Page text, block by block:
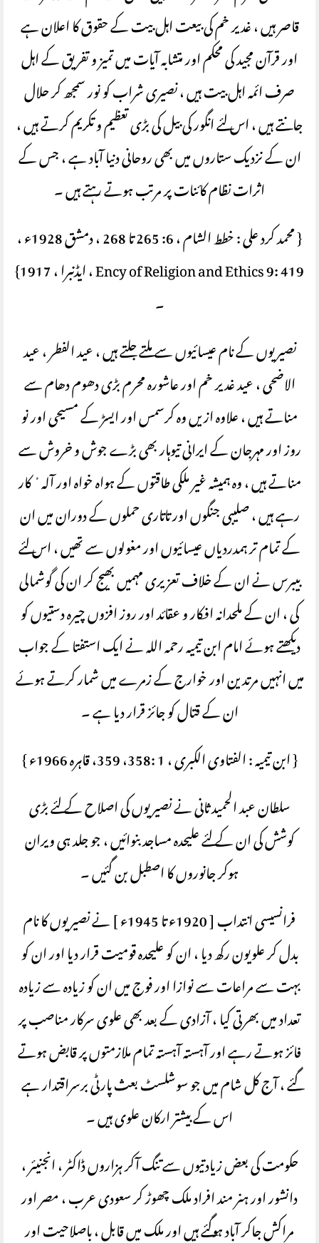
قاصر ہیں ، غدیر خم کی بیعت اہل بیت کے حقوق کا اعلان ہے
اور قرآن مجید کی محکم اور متشابہ آیات میں تمیز و تفریق کے اہل
صرف ائمہ اہل بیت ہیں ، نصیری شراب کو نور سمجھ کر حلال
جانتے ہیں ، اس لئے انگور کی بیل کی بڑی تعظیم و تکریم کرتے ہیں ،
ان کے نزدیک ستاروں میں بھی روحانی دنیا آباد ہے ، جس کے
اثرات نظام کائنات پر مرتب ہوتے رہتے ہیں ۔
{ محمد کرد علی : خطط الشام ، 6: 265 تا 268 ، دمشق 1928ء ،
Ency of Religion and Ethics 9: 419 ، ایڈنبرا ، 1917}
۔
نصیریوں کے نام عیسائیوں سے ملتے جلتے ہیں ، عید الفطر ، عید
الاضحی ، عید غدیر خم اور عاشورہ محرم بڑی دھوم دھام سے
مناتے ہیں ، علاوہ ازیں وہ کرسمس اور ایسڑ کے مسیحی اور نو
روز اور مہرجان کے ایرانی تیوہار بھی بڑے جوش و خروش سے
مناتے ہیں ، وہ ہمیشہ غیر ملکی طاقتوں کے ہواہ خواہ اور آلہٴ کار
رہے ہیں ، صلیبی جنگوں اور تاتاری حملوں کے دوران میں ان
کے تمام تر ہمدردیاں عیسائیوں اور مغولوں سے تھیں ، اس لئے
بیبرس نے ان کے خلاف تعزیری مہمیں بھیج کر ان کی گوشمالی
کی ، ان کے ملحدانہ افکار و عقائد اور روز افزوں چیرہ دستیوں کو
دیکھتے ہوئے امام ابن تیمیہ رحمہ اللہ نے ایک استفتا کے جواب
میں انہیں مرتدین اور خوارج کے زمرے میں شمار کرتے ہوئے
ان کے قتال کو جائز قرار دیا ہے ۔
{ ابن تیمیہ : الفتاوی الکبری ، 1 :358، 359، قاہرہ 1966ء }
سلطان عبد الحمید ثانی نے نصیریوں کی اصلاح کے لئے بڑی
کوشش کی ان کے لئے علیحدہ مساجد بنوائیں ، جو جلد ہی ویران
ہوکر جانوروں کا اصطبل بن گئیں ۔
فرانسیسی انتداب [ 1920ء تا 1945ء ] نے نصیریوں کا نام
بدل کر علویون رکھ دیا ، ان کو علیحدہ قومیت قرار دیا اور ان کو
بہت سے مراعات سے نوازا اور فوج میں ان کو زیادہ سے زیادہ
تعداد میں بھرتی کیا ، آزادی کے بعد بھی علوی سرکار مناصب پر
فائز ہوتے رہے اور آہستہ آہستہ تمام ملازمتوں پر قابض ہوتے
گئے ، آج کل شام میں جو سوشلسٹ بعث پارٹی برسراقتدار ہے
اس کے بیشتر ارکان علوی ہیں ۔
حکومت کی بعض زیادتیوں سے تنگ آکر ہزاروں ڈاکٹر ، انجنیئر ،
دانشور اور ہنر مند افراد ملک چھوڑ کر سعودی عرب ، مصر اور
مراکش جاکر آباد ہوگئے ہیں اور ملک میں قابل ، باصلاحیت اور